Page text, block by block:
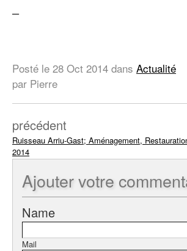
–
Posté le 28 Oct 2014 dans Actualité
par Pierre
précédent
Ruisseau Arriu-Gast; Aménagement,
2014
Ajoutervotre
Name
Mail